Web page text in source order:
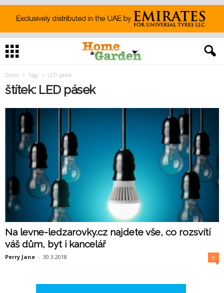
Domů Tagy LED pásek
štítek: LED pásek
Na levne-ledzarovky.cz najdete vše, co rozsvítí
váš dům, byt i kancelář
Perry Jane - 30.3.2018 0